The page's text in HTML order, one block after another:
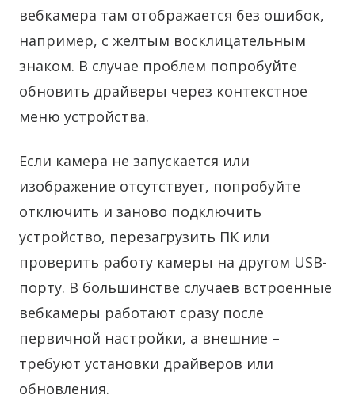
вебкамера там отображается без ошибок,
например, с желтым восклицательным
знаком. В случае проблем попробуйте
обновить драйверы через контекстное
меню устройства.
Если камера не запускается или
изображение отсутствует, попробуйте
отключить и заново подключить
устройство, перезагрузить ПК или
проверить работу камеры на другом USB-
порту. В большинстве случаев встроенные
вебкамеры работают сразу после
первичной настройки, а внешние –
требуют установки драйверов или
обновления.